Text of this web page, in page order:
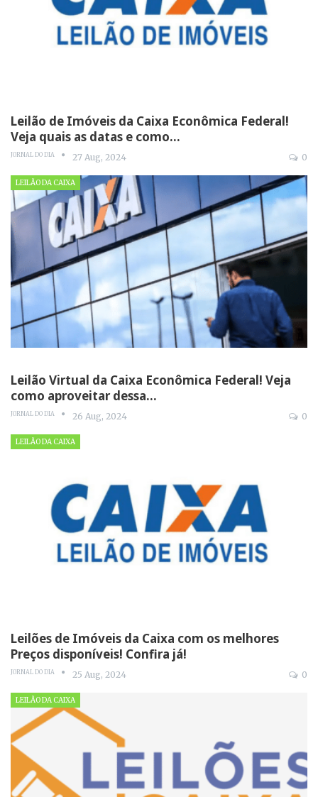
Leilão de Imóveis da Caixa Econômica Federal!
Veja quais as datas e como…
JORNAL DO DIA 27 Aug, 2024 0
LEILÃO DA CAIXA
Leilão Virtual da Caixa Econômica Federal! Veja
como aproveitar dessa…
JORNAL DO DIA 26 Aug, 2024 0
LEILÃO DA CAIXA
Leilões de Imóveis da Caixa com os melhores
Preços disponíveis! Confira já!
JORNAL DO DIA 25 Aug, 2024 0
LEILÃO DA CAIXA